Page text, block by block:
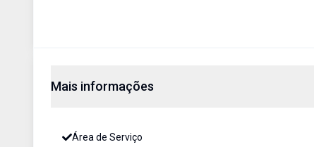
Mais informações
Área de Serviço